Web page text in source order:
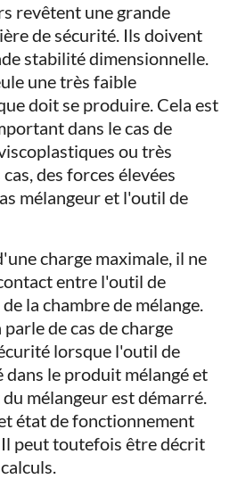
revêtent une grande
de sécurité. Ils doivent
stabilité dimensionnelle.
une très faible
doit se produire. Cela est
dans le cas de
ou très
des forces élevées
mélangeur et l'outil de
charge maximale, il ne
entre l'outil de
la chambre de mélange.
de cas de charge
lorsque l'outil de
dans le produit mélangé et
mélangeur est démarré.
état de fonctionnement
peut toutefois être décrit